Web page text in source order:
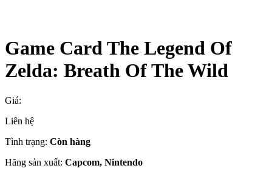
Game Card The Legend Of
Zelda: Breath Of The Wild
Giá:
Liên hệ
Tình trạng: Còn hàng
Hãng sản xuất: Capcom, Nintendo